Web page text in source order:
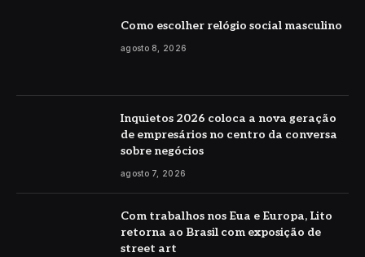
Como escolher relógio social masculino
agosto 8, 2026
Inquietos 2026 coloca a nova geração
de empresários no centro da conversa
sobre negócios
agosto 7, 2026
Com trabalhos nos Eua e Europa, Lito
retorna ao Brasil com exposição de
street art